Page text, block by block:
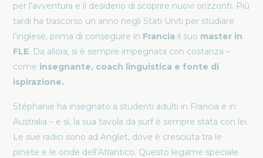
per l’avventura e il desiderio di scoprire nuovi orizzonti. Più
tardi ha trascorso un anno negli Stati Uniti per studiare
l’inglese, prima di conseguire in Francia il suo master in
FLE. Da allora, si è sempre impegnata con costanza –
come insegnante, coach linguistica e fonte di
ispirazione.
Stéphanie ha insegnato a studenti adulti in Francia e in
Australia – e sì, la sua tavola da surf è sempre stata con lei.
Le sue radici sono ad Anglet, dove è cresciuta tra le
pinete e le onde dell’Atlantico. Questo legame speciale